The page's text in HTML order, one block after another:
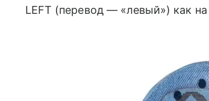
LEFT (перевод — «левый») как